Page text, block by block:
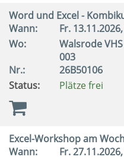
Word und Excel -
Wann:
Fr.
Wo:
Walsrode
003
Nr.:
26B50106
Status:
Plätze frei
Excel-Workshop am
Wann:
Fr.